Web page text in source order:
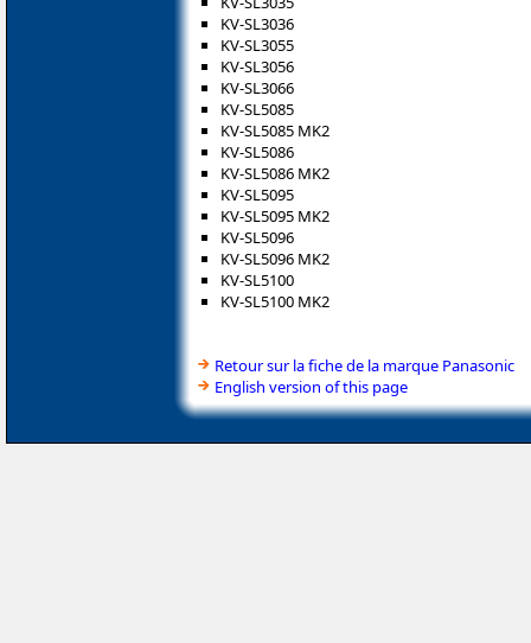
KV-SL3036
KV-SL3055
KV-SL3056
KV-SL3066
KV-SL5085
KV-SL5085 MK2
KV-SL5086
KV-SL5086 MK2
KV-SL5095
KV-SL5095 MK2
KV-SL5096
KV-SL5096 MK2
KV-SL5100
KV-SL5100 MK2
Retour sur la fiche de la marque Panasonic
English version of this page